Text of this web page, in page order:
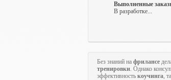
Выполненные
В разработке...
Без знаний на фрилансе
тренировки. Однако
эффективность коучинга,